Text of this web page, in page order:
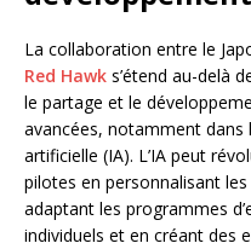
La collaboration entre le
Red Hawk s’étend au-delà
le partage et le
avancées, notamment dans
artificielle (IA). L’IA peut
pilotes en personnalisant
adaptant les programmes
individuels et en créant des